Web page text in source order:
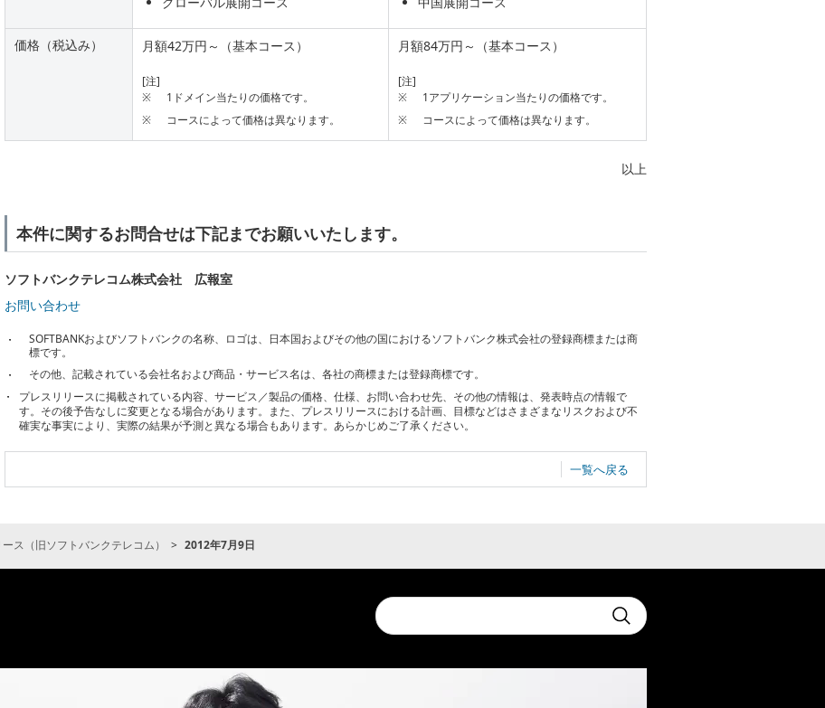
価格（税込み） 月額42万円～（基本コース）
[注]
※
1ドメイン当たりの価格です。
※
コースによって価格は異なります。
月額84万円～（基本コース）
[注]
※
1アプリケーション当たりの価格です。
※
コースによって価格は異なります。
以上
本件に関するお問合せは下記までお願いいたします。
ソフトバンクテレコム株式会社 広報室
お問い合わせ
SOFTBANKおよびソフトバンクの名称、ロゴは、日本国およびその他の国におけるソフトバンク株式会社の登録商標または商
標です。
その他、記載されている会社名および商品・サービス名は、各社の商標または登録商標です。
プレスリリースに掲載されている内容、サービス／製品の価格、仕様、お問い合わせ先、その他の情報は、発表時点の情報で
す。その後予告なしに変更となる場合があります。また、プレスリリースにおける計画、目標などはさまざまなリスクおよび不
確実な事実により、実際の結果が予測と異なる場合もあります。あらかじめご了承ください。
一覧へ戻る
ス（旧ソフトバンクテレコム） 2012年7月9日
Conduct
a
search
Submit